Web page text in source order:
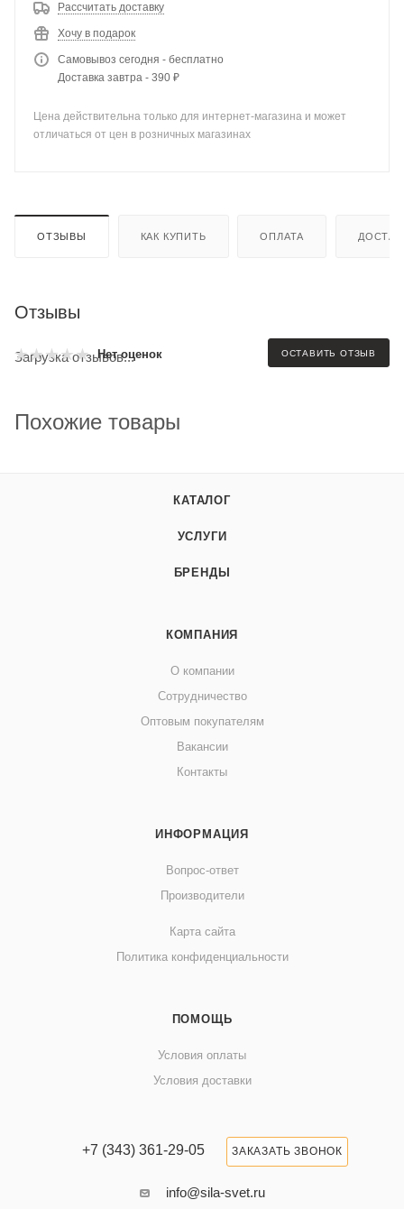
Рассчитать доставку
Хочу в подарок
Самовывоз сегодня - бесплатно
Доставка завтра - 390 ₽
Цена действительна только для интернет-магазина и может
отличаться от цен в розничных магазинах
ОТЗЫВЫ КАК КУПИТЬ ОПЛАТА
Отзывы
Нет оценок ОСТАВИТЬ ОТЗЫВ
Загрузка отзывов...
Похожие товары
КАТАЛОГ
УСЛУГИ
БРЕНДЫ
КОМПАНИЯ
О компании
Сотрудничество
Оптовым покупателям
Вакансии
Контакты
ИНФОРМАЦИЯ
Вопрос-ответ
Производители
Карта сайта
Политика конфиденциальности
ПОМОЩЬ
Условия оплаты
Условия доставки
+7 (343) 361-29-05 ЗАКАЗАТЬ ЗВОНОК
info@sila-svet.ru